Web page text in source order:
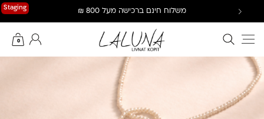
Staging משלוח חינם ברכישה מעל 800 ₪
חיפוש באתר
0
החשבון שלי